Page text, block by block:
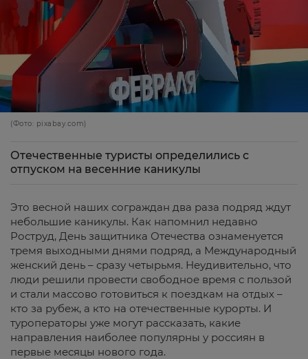
(Фото: pixabay.com)
Отечественные туристы определились с
отпуском на весенние каникулы
Это весной наших сограждан два раза подряд ждут
небольшие каникулы. Как напомнил недавно
Роструд, День защитника Отечества ознаменуется
тремя выходными днями подряд, а Международный
женский день – сразу четырьмя. Неудивительно, что
люди решили провести свободное время с пользой
и стали массово готовиться к поездкам на отдых –
кто за рубеж, а кто на отечественные курорты. И
туроператоры уже могут рассказать, какие
направления наиболее популярны у россиян в
первые месяцы нового года.